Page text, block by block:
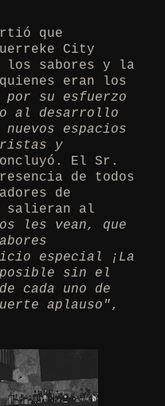
que
City
los sabores y la
eran los
su esfuerzo
al desarrollo
espacios
y
El Sr.
de todos
de
salieran al
les vean, que
especial ¡La
posible sin el
cada uno de
aplauso",